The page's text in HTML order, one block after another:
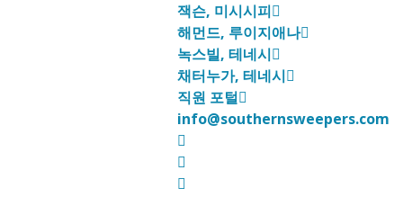
잭슨, 미시시피
해먼드, 루이지애나
녹스빌, 테네시
채터누가, 테네시
직원 포털
info@southernsweepers.com